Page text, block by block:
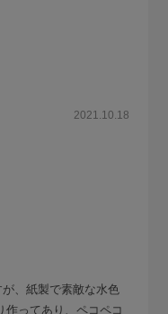
2021.10.18
、紙製で素敵な水色
作ってあり、ペコペコ